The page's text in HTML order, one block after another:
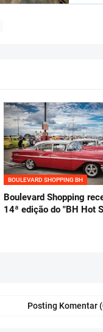
BOULEVARD SHOPPING BH
Boulevard Shopping
14ª edição do "BH Hot
Posting Komentar